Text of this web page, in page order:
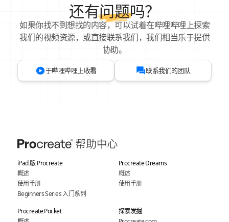
还有问题吗？
如果你找不到想找的内容，可以试着在哔哩哔哩上探索
我们的视频资源，或直接联系我们，我们相当乐于提供
协助。
于哔哩哔哩上收看 联系我们的团队
iPad 版 Procreate
概述
使用手册
Beginners Series 入门系列
Procreate Dreams
概述
使用手册
Procreate Pocket
探索发掘